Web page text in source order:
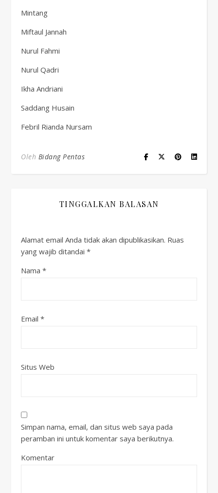
Mintang
Miftaul Jannah
Nurul Fahmi
Nurul Qadri
Ikha Andriani
Saddang Husain
Febril Rianda Nursam
Oleh Bidang Pentas
TINGGALKAN BALASAN
Alamat email Anda tidak akan dipublikasikan. Ruas
yang wajib ditandai *
Nama *
Email *
Situs Web
Simpan nama, email, dan situs web saya pada
peramban ini untuk komentar saya berikutnya.
Komentar